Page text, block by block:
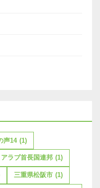
声14 (1)
アラブ首長国連邦 (1)
三重県松阪市 (1)